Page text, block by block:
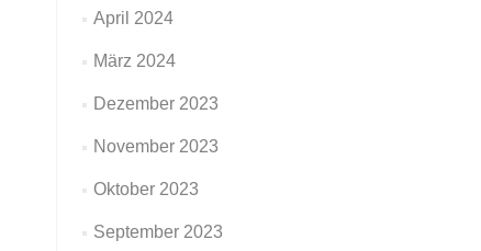
April 2024
März 2024
Dezember 2023
November 2023
Oktober 2023
September 2023